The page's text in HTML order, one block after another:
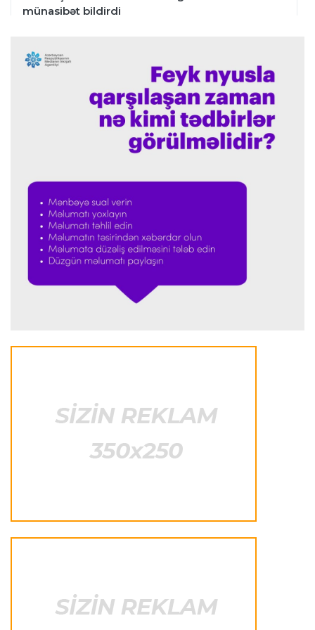
münasibət bildirdi
Transfer 00:06 06.08.2026
"İnter"in müdafiəçisi üç klubu rədd etdi
00:02 06.08.2026
"Fənərbağça" "Şturm Qrats"ı iki cavabsız qolla
İtaliya S.A. 23:59 05.08.2026
"Ümid edirəm ki, Leau "Milan"da qalacaq"
"Yuventus" PSJ-nin qapıçısını transfer etmək
"Atletiko"nun müdafiəçisi "Aston Villa"ya keçir
"Maklaren" Verstappen üçün komandadakı
balansı pozmamalıdır"
"Nyukasl"ın yeni baş məşqçisi açıqlandı